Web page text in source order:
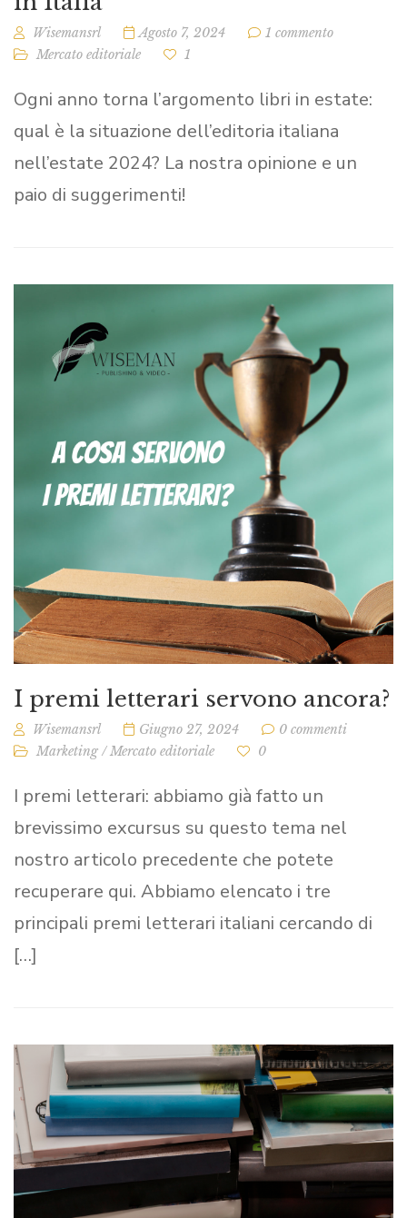
Wisemansrl Agosto 7, 2024
1 commento
Mercato editoriale
1
Ogni anno torna l’argomento libri in estate:
qual è la situazione dell’editoria italiana
nell’estate 2024? La nostra opinione e un
paio di suggerimenti!
I premi letterari servono ancora?
Wisemansrl Giugno 27, 2024
0 commenti
Marketing /Mercato editoriale 0
I premi letterari: abbiamo già fatto un
brevissimo excursus su questo tema nel
nostro articolo precedente che potete
recuperare qui. Abbiamo elencato i tre
principali premi letterari italiani cercando di
[…]